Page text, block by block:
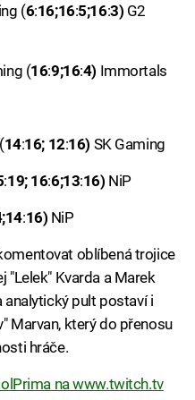
(6:16;16:5;16:3) G2
(16:9;16:4) Immortals
14:16; 12:16) SK Gaming
:19; 16:6;13:16) NiP
;14:16) NiP
oblíbená trojice
"Lelek" Kvarda a Marek
analytický pult postaví i
Marvan, který do přenosu
hráče.
na www.twitch.tv